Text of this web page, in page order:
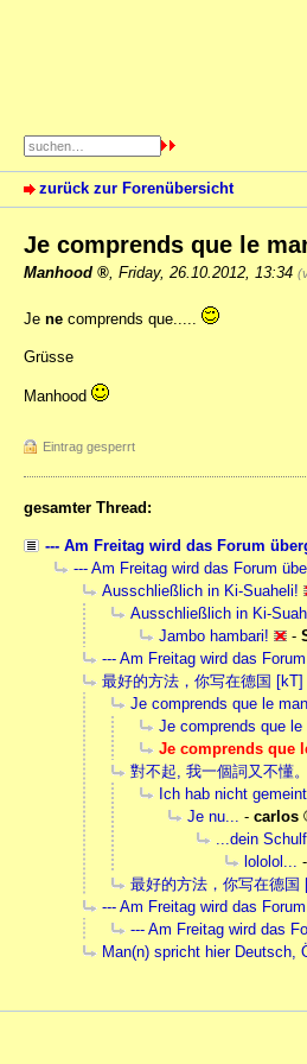
zurück zur Forenübersicht
Je comprends que le
Manhood Friday, 26.10.2012, 13:34
Je ne comprends que.....
Grüsse
Manhood
Eintrag gesperrt
gesamter Thread:
--- Am Freitag wird das Forum
--- Am Freitag wird das Forum
Ausschließlich in Ki-Suaheli!
Ausschließlich in Ki-
Jambo hambari!
-
--- Am Freitag wird das
最好的方法，你写在德国 [kT]
Je comprends que le
Je comprends que
Je comprends que
對不起, 我一個詞又不懂。
Ich hab nicht
Je nu... - carlos
...dein
lololol... -
最好的方法，你写在德国
--- Am Freitag wird das
--- Am Freitag wird das
Man(n) spricht hier Deutsch,